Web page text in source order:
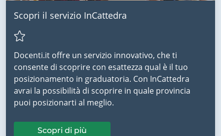
Scopri il servizio InCattedra
Docenti.it offre un servizio innovativo, che ti
consente di scoprire con esattezza qual è il tuo
posizionamento in graduatoria. Con InCattedra
avrai la possibilità di scoprire in quale provincia
puoi posizionarti al meglio.
Scopri di più